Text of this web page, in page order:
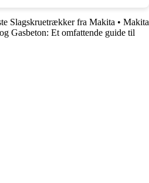
Slagskruetrækker fra Makita • Makita
Gasbeton: Et omfattende guide til